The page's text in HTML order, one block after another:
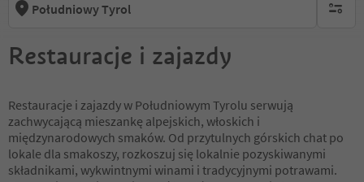
Południowy Tyrol brak
Restauracje i zajazdy
Restauracje i zajazdy w Południowym Tyrolu serwują
zachwycającą mieszankę alpejskich, włoskich i
międzynarodowych smaków. Od przytulnych górskich chat po
lokale dla smakoszy, rozkoszuj się lokalnie pozyskiwanymi
składnikami, wykwintnymi winami i tradycyjnymi potrawami.